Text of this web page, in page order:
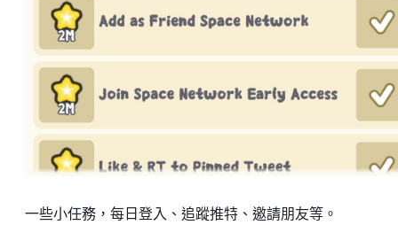
一些小任務，每日登入、追蹤推特、邀請朋友等。